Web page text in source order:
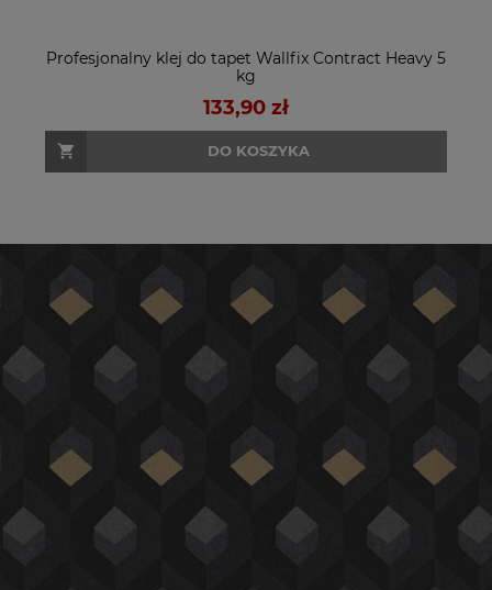
Profesjonalny klej do tapet Wallfix Contract Heavy 5
kg
133,90 zł
DO KOSZYKA